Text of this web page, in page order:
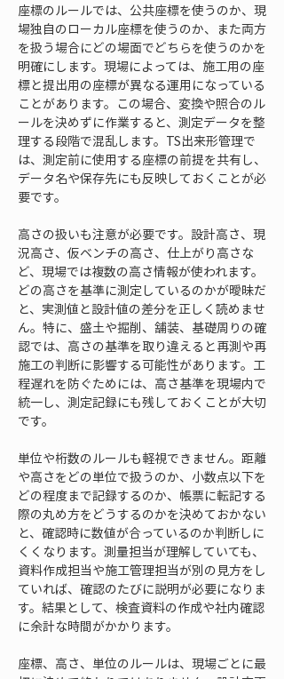
座標のルールでは、公共座標を使うのか、現
場独自のローカル座標を使うのか、また両方
を扱う場合にどの場面でどちらを使うのかを
明確にします。現場によっては、施工用の座
標と提出用の座標が異なる運用になっている
ことがあります。この場合、変換や照合のル
ールを決めずに作業すると、測定データを整
理する段階で混乱します。TS出来形管理で
は、測定前に使用する座標の前提を共有し、
データ名や保存先にも反映しておくことが必
要です。
高さの扱いも注意が必要です。設計高さ、現
況高さ、仮ベンチの高さ、仕上がり高さな
ど、現場では複数の高さ情報が使われます。
どの高さを基準に測定しているのかが曖昧だ
と、実測値と設計値の差分を正しく読めませ
ん。特に、盛土や掘削、舗装、基礎周りの確
認では、高さの基準を取り違えると再測や再
施工の判断に影響する可能性があります。工
程遅れを防ぐためには、高さ基準を現場内で
統一し、測定記録にも残しておくことが大切
です。
単位や桁数のルールも軽視できません。距離
や高さをどの単位で扱うのか、小数点以下を
どの程度まで記録するのか、帳票に転記する
際の丸め方をどうするのかを決めておかない
と、確認時に数値が合っているのか判断しに
くくなります。測量担当が理解していても、
資料作成担当や施工管理担当が別の見方をし
ていれば、確認のたびに説明が必要になりま
す。結果として、検査資料の作成や社内確認
に余計な時間がかかります。
座標、高さ、単位のルールは、現場ごとに最